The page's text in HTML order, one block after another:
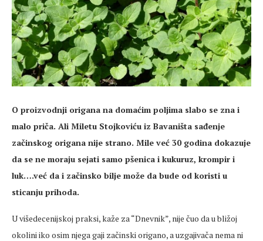
O proizvodnji origana na domaćim poljima slabo se zna i
malo priča. Ali Miletu Stojkoviću iz Bavaništa sađenje
začinskog origana nije strano. Mile već 30 godina dokazuje
da se ne moraju sejati samo pšenica i kukuruz, krompir i
luk….već da i začinsko bilje može da bude od koristi u
sticanju prihoda.
U višedecenijskoj praksi, kaže za “Dnevnik”, nije čuo da u bližoj
okolini iko osim njega gaji začinski origano, a uzgajivača nema ni